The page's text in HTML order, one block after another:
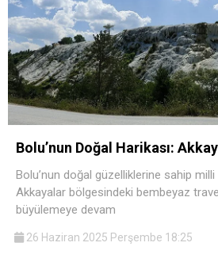
Bolu’nun Doğal Harikası:
Bolu’nun doğal güzelliklerine sahip milli
Akkayalar bölgesindeki bembeyaz
büyülemeye devam
26 Haziran 2025 Perşembe 18:25